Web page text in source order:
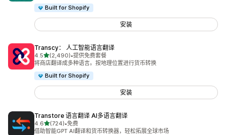
Built for Shopify
安装
Transcy： 人工智能语言翻译
4.5星（满分 5 星）
(2,490)
总共 2490 条评论
•提供免费套餐
将商店翻译成多种语言。按地理位置进行货币转换
Built for Shopify
安装
Transtore 语言翻译 AI多语言翻译
4.6星（满分 5 星）
(724)
总共 724 条评论
•免费
借助智能GPT AI翻译和货币转换器，轻松拓展全球市场